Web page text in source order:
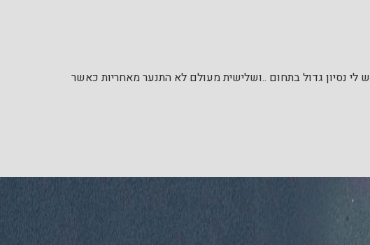
לי נסיון גדול בתחום ..ושלישית מעולם לא התנער מאחריות כאשר